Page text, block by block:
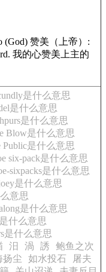
(God) 赞美（上帝）:
我的心赞美上主的
是什么意思
是什么意思
是什么意思
Blow是什么意思
Public是什么意思
six-pack是什么意思
sixpacks是什么意思
是什么意思
意思
是什么意思
什么意思
是什么意思
汨 渦 誘
鲍鱼之次
扬尘 如水投石
屠夫